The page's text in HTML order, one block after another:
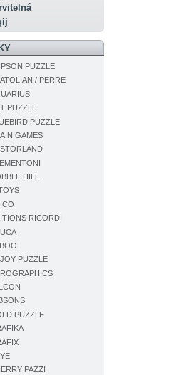
PUZZLE
/ PERRE
PUZZLE
PUZZLE
GAMES
HILL
RICORDI
PUZZLE
PUZZLE
PAZZI